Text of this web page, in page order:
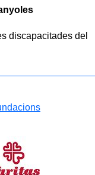
discapacitades del